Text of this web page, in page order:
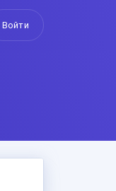
Войти